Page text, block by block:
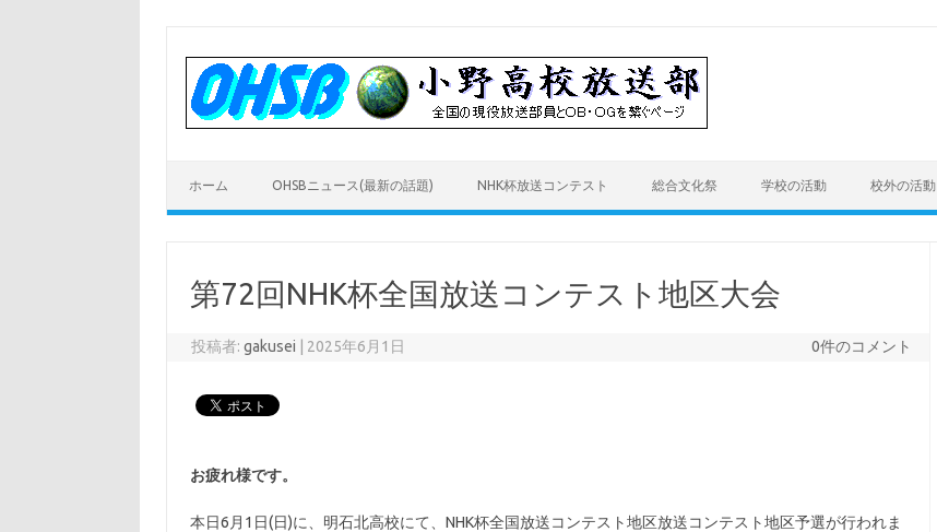
ホーム OHSBニュース(最新の話題) NHK杯放送コンテスト 総合文化祭 学校の活動 校外の活動
第72回NHK杯全国放送コンテスト地区大会
投稿者:gakusei 2025年6月1日 0件のコメント
お疲れ様です。
本日6月1日(日)に、明石北高校にて、NHK杯全国放送コンテスト地区放送コンテスト地区予選が行われま